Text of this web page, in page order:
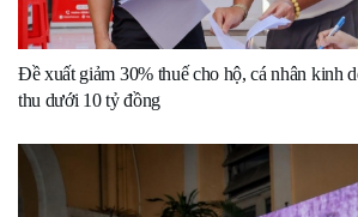
Đề xuất giảm 30% thuế cho hộ, cá nhân kinh
thu dưới 10 tỷ đồng